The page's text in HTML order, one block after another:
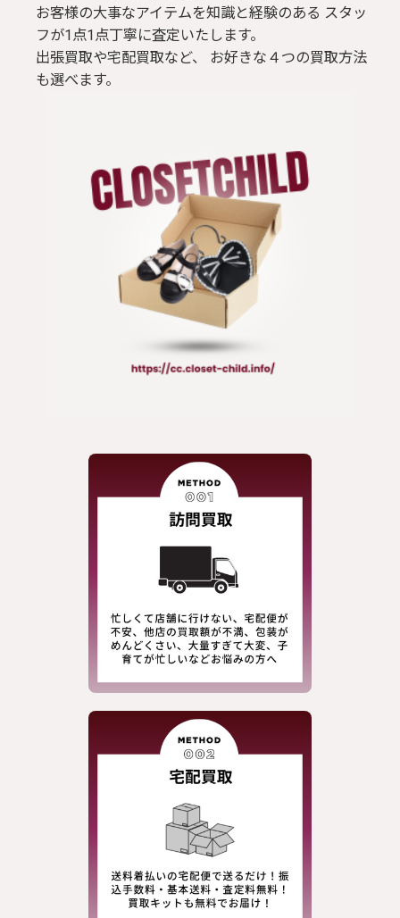
お客様の大事なアイテムを知識と経験のある スタッ
フが1点1点丁寧に査定いたします。
出張買取や宅配買取など、 お好きな４つの買取方法
も選べます。